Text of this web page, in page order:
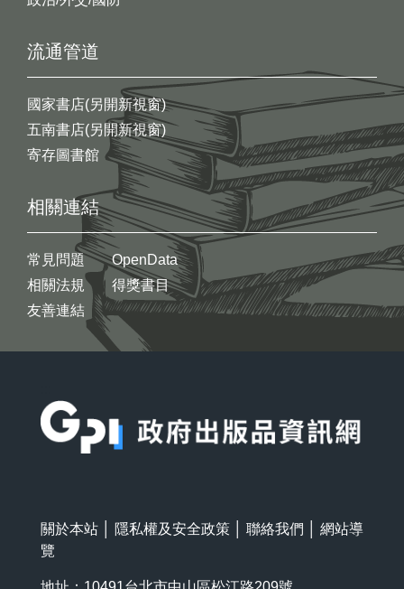
流通管道
國家書店(另開新視窗)
五南書店(另開新視窗)
寄存圖書館
相關連結
常見問題
相關法規
友善連結
OpenData
得獎書目
關於本站 隱私權及安全政策 聯絡我們
網站導
覽